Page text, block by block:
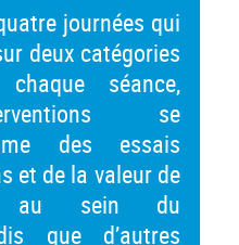
journées qui
deux catégories
séance,
se
des essais
et de la valeur de
au sein du
que d’autres